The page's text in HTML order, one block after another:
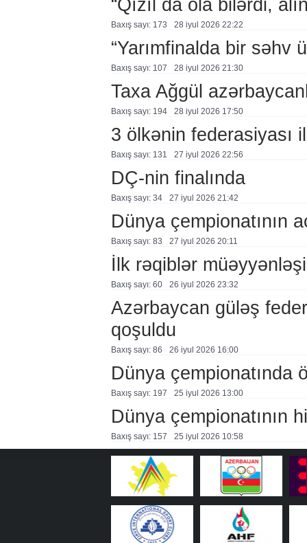
Baxış sayı: 173 28 i̇yul 2026 22:22
“Yarımfinalda bir səhv
Baxış sayı: 107 28 i̇yul 2026 21:30
Taxa Ağgül
Baxış sayı: 194 28 i̇yul 2026 17:50
3 ölkənin federasiyası
Baxış sayı: 131 27 i̇yul 2026 22:56
DÇ-nin finalında
Baxış sayı: 34 27 i̇yul 2026 21:42
Dünya çempionatının
Baxış sayı: 83 27 i̇yul 2026 20:11
İlk rəqiblər
Baxış sayı: 60 26 i̇yul 2026 23:32
Azərbaycan güləş
qoşuldu
Baxış sayı: 86 26 i̇yul 2026 16:00
Dünya çempionatında
Baxış sayı: 197 25 i̇yul 2026 13:00
Dünya çempionatının
Baxış sayı: 157 25 i̇yul 2026 10:58